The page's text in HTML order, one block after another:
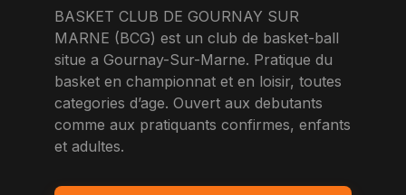
BASKET CLUB DE GOURNAY SUR
MARNE (BCG) est un club de basket-ball
situe a Gournay-Sur-Marne. Pratique du
basket en championnat et en loisir, toutes
categories d’age. Ouvert aux debutants
comme aux pratiquants confirmes, enfants
et adultes.